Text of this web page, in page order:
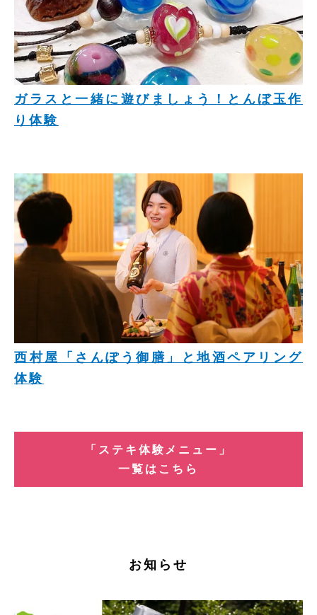
ガラスと一緒に遊びましょう！とんぼ玉作
り体験
西村屋「さんぽう御膳」と地酒ペアリング
体験
「ステキ体験メニュー」
一覧はこちら
お知らせ